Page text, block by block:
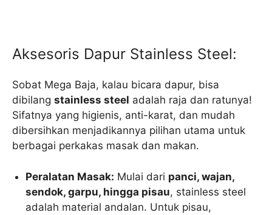
Aksesoris Dapur Stainless Steel:
Sobat Mega Baja, kalau bicara dapur, bisa
dibilang stainless steel adalah raja dan ratunya!
Sifatnya yang higienis, anti-karat, dan mudah
dibersihkan menjadikannya pilihan utama untuk
berbagai perkakas masak dan makan.
Peralatan Masak: Mulai dari panci, wajan,
sendok, garpu, hingga pisau, stainless steel
adalah material andalan. Untuk pisau,